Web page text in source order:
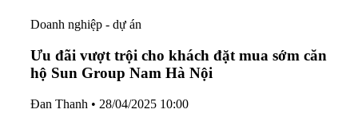
Doanh nghiệp - dự án
Ưu đãi vượt trội cho khách đặt mua sớm căn
hộ Sun Group Nam Hà Nội
Đan Thanh • 28/04/2025 10:00